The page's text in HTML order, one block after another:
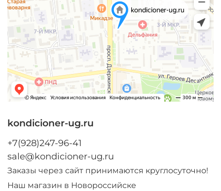
kondicioner-ug.ru
+7(928)247-96-41
sale@kondicioner-ug.ru
Заказы через сайт принимаются круглосуточно!
Наш магазин в Новороссийске